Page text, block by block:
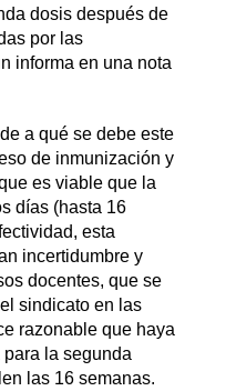
dosis después de
por las
informa en una nota
a qué se debe este
de inmunización y
es viable que la
días (hasta 16
esta
incertidumbre y
docentes, que se
sindicato en las
razonable que haya
la segunda
las 16 semanas.